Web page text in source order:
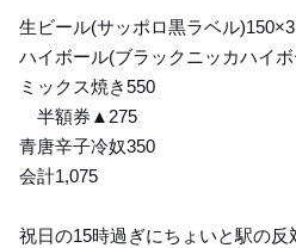
生ビール(サッポロ黒ラベル
ハイボール(ブラックニッカハイ
ミックス焼き550
半額券▲275
青唐辛子冷奴350
会計1,075
祝日の15時過ぎにちょいと駅の